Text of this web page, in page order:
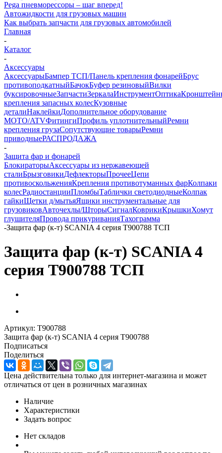
Pega пневморессоры – шаг вперед!
Автожидкости для грузовых машин
Как выбрать запчасти для грузовых автомобилей
Главная
-
Каталог
-
Аксессуары
АксессуарыБампер ТСП/Панель крепления фонарейБрус
противоподкатныйБачокБуфер резиновыйВилки
буксировочныеЗапчастиЗеркалаИнструментОптика
крепления запасных колесКузовные
деталиНаклейкиДополнительное оборудование
MOTO/ATVФитингиПрофиль уплотнительныйРемни
крепления грузаСопутствующие товарыРемни
приводныеРАСПРОДАЖА
-
Защита фар и фонарей
БлокираторыАксессуары из нержавеющей
сталиБрызговикиДефлекторыПрочееЦепи
противоскольженияКрепления противотуманных фарКолпаки
колесРадиостанцииПломбыТаблички светодиодныеКолпак
гайкиЩетки д/мытьяЯщики инструментальные для
грузовиковАвточехлы/ШторыСигналКоврикиКрышкиХомут
глушителяПровода прикуриванияТахограмма
-Защита фар (к-т) SCANIA 4 серия T900788 ТСП
Защита фар (к-т) SCANIA 4
серия T900788 ТСП
Артикул: T900788
Защита фар (к-т) SCANIA 4 серия T900788
Подписаться
Поделиться
Цена действительна только для интернет-магазина и может
отличаться от цен в розничных магазинах
Наличие
Характеристики
Задать вопрос
Нет складов